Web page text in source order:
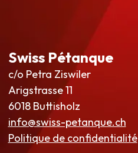
Swiss Pétanque
c/o Petra Ziswiler
Arigstrasse 11
6018 Buttisholz
info@swiss-petanque.ch
Politique de confidentialité